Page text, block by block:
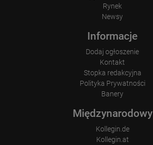
Rynek
Newsy
Informacje
Dodaj ogłoszenie
Kontakt
Stopka redakcyjna
Polityka Prywatności
Banery
Międzynarodowy
Kollegin.de
Kollegin.at